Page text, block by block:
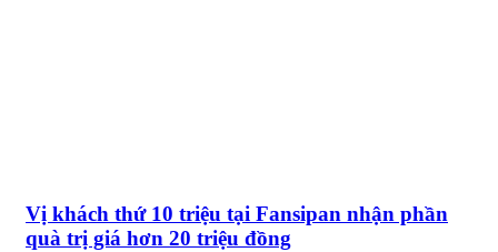
Vị khách thứ 10 triệu tại Fansipan nhận phần
quà trị giá hơn 20 triệu đồng